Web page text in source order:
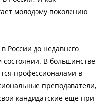
молодому поколению
России до недавнего
состоянии. В большинстве
профессионалами в
преподаватели,
кандидатские еще при